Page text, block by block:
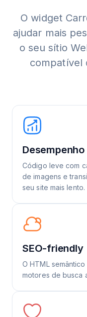
O widget
ajudar mais
o seu sítio
compatível
Código leve com
de imagens e
seu site mais lento.
SEO-friendly
O HTML
motores de busca